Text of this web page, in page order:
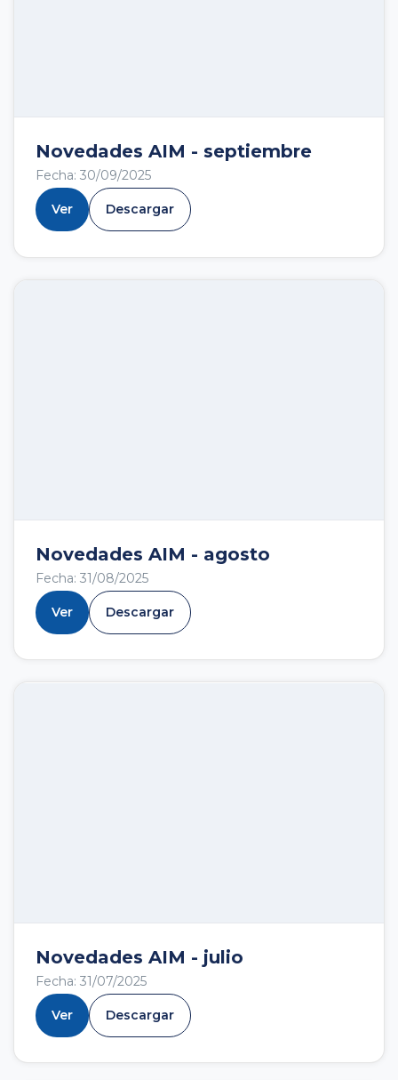
Novedades AIM - septiembre
Fecha: 30/09/2025
Ver Descargar
Novedades AIM - agosto
Fecha: 31/08/2025
Ver Descargar
Novedades AIM - julio
Fecha: 31/07/2025
Ver Descargar